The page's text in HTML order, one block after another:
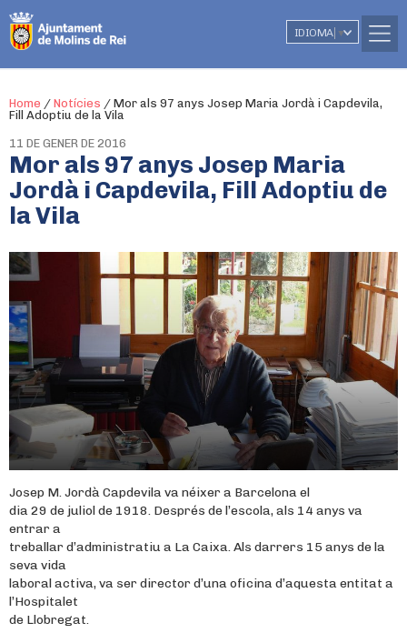
IDIOMA ▼
Home / Notícies / Mor als 97 anys Josep Maria Jordà i Capdevila,
Fill Adoptiu de la Vila
11 DE GENER DE 2016
Mor als 97 anys Josep Maria
Jordà i Capdevila, Fill Adoptiu de
la Vila
Josep M. Jordà Capdevila va néixer a Barcelona el
dia 29 de juliol de 1918. Després de l’escola, als 14 anys va
entrar a
treballar d’administratiu a La Caixa. Als darrers 15 anys de la
seva vida
laboral activa, va ser director d’una oficina d’aquesta entitat a
l’Hospitalet
de Llobregat.